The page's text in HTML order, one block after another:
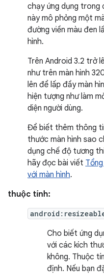
chạy ứng dụng trong
này mô phỏng một
đường viền màu đen
hình.
Trên Android 3.2 trở
như trên màn hình
lên để lấp đầy màn
hiện tượng như làm
diện người dùng.
Để biết thêm thông
thước màn hình sao
dụng chế độ tương
hãy đọc bài viết
với màn hình.
thuộc tính:
Cho biết ứng
với các kích
không. Thuộc
định. Nếu bạn